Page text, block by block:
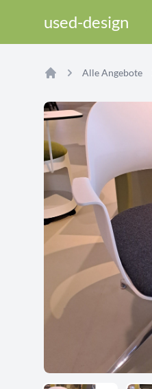
used-design
Alle Angebote